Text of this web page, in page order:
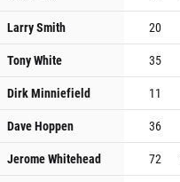
Larry Smith
20
Tony White
35
Dirk Minniefield
11
Dave Hoppen
36
Jerome Whitehead
72